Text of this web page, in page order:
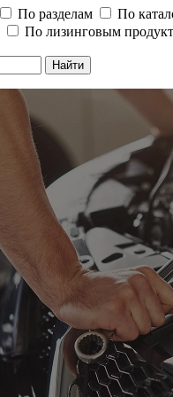
По разделам
По
По лизинговым
Найти